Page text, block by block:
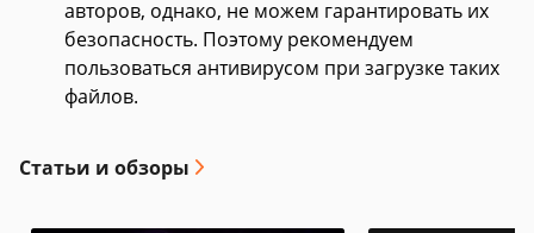
авторов, однако, не можем гарантировать их
безопасность. Поэтому рекомендуем
пользоваться антивирусом при загрузке таких
файлов.
Статьи и обзоры